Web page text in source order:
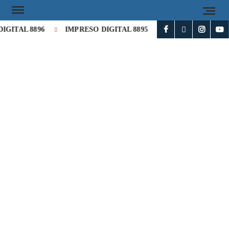
8896 IMPRESO DIGITAL 8895 IMPRESO